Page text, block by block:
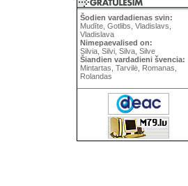
Šodien vardadienas svin:
Mudīte, Gotlibs, Vladislavs,
Vladislava
Nimepaevalised on:
Silvia, Silvi, Silva, Silve
Šiandien vardadieni švencia:
Mintartas, Tarvilė, Romanas,
Rolandas